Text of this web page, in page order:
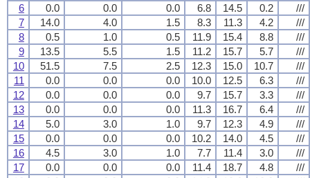
6
0.0 0.0 0.0 6.8 14.5 0.2
///
7
14.0 4.0 1.5 8.3 11.3 4.2
///
8
0.5 1.0 0.5 11.9 15.4 8.8
///
9
13.5 5.5 1.5 11.2 15.7 5.7
///
10
51.5 7.5 2.5 12.3 15.0 10.7
///
11
0.0 0.0 0.0 10.0 12.5 6.3
///
12
0.0 0.0 0.0 9.7 15.7 3.3
///
13
0.0 0.0 0.0 11.3 16.7 6.4
///
14
5.0 3.0 1.0 9.7 12.3 4.9
///
15
0.0 0.0 0.0 10.2 14.0 4.5
///
16
4.5 3.0 1.0 7.7 11.4 3.0
///
17
0.0 0.0 0.0 11.4 18.7 4.8
///